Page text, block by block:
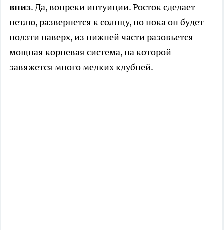
вниз. Да, вопреки интуиции. Росток сделает
петлю, развернется к солнцу, но пока он будет
ползти наверх, из нижней части разовьется
мощная корневая система, на которой
завяжется много мелких клубней.